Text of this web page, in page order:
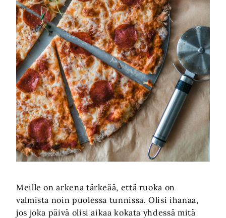
Meille on arkena tärkeää, että ruoka on
valmista noin puolessa tunnissa. Olisi ihanaa,
jos joka päivä olisi aikaa kokata yhdessä mitä